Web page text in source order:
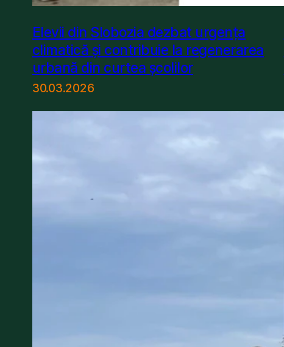
Elevii din Slobozia dezbat urgența
climatică și contribuie la regenerarea
urbană din curtea școlilor
30.03.2026